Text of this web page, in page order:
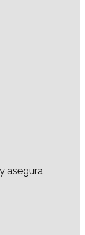
asegura